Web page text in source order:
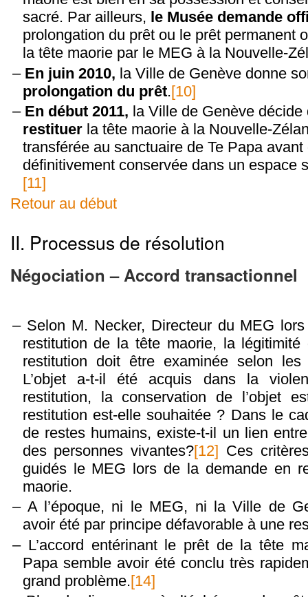
sacré. Par ailleurs, le Musée demande
prolongation du prêt ou le prêt permanent
la tête maorie par le MEG à la Nouvelle-
En juin 2010, la Ville de Genève donne
prolongation du prêt.[10]
En début 2011, la Ville de Genève
restituerla tête maorie à la Nouvelle-
transférée au sanctuaire de Te Papa avant
définitivement conservée dans un espace
[11]
Retour au début
II. Processus de résolution
Négociation – Accord transactionnel
Selon M. Necker, Directeur du MEG
restitution de la tête maorie, la légitimité
restitution doit être examinée selon
L’objet a‐t-il été acquis dans la
restitution, la conservation de l’objet
restitution est‐elle souhaitée ? Dans le
de restes humains, existe‐t‐il un lien
des personnes vivantes?[12] Ces
guidés le MEG lors de la demande en
maorie.
A l’époque, ni le MEG, ni la Ville de
avoir été par principe défavorable à une
L’accord entérinant le prêt de la tête
Papa semble avoir été conclu très
grand problème.[14]